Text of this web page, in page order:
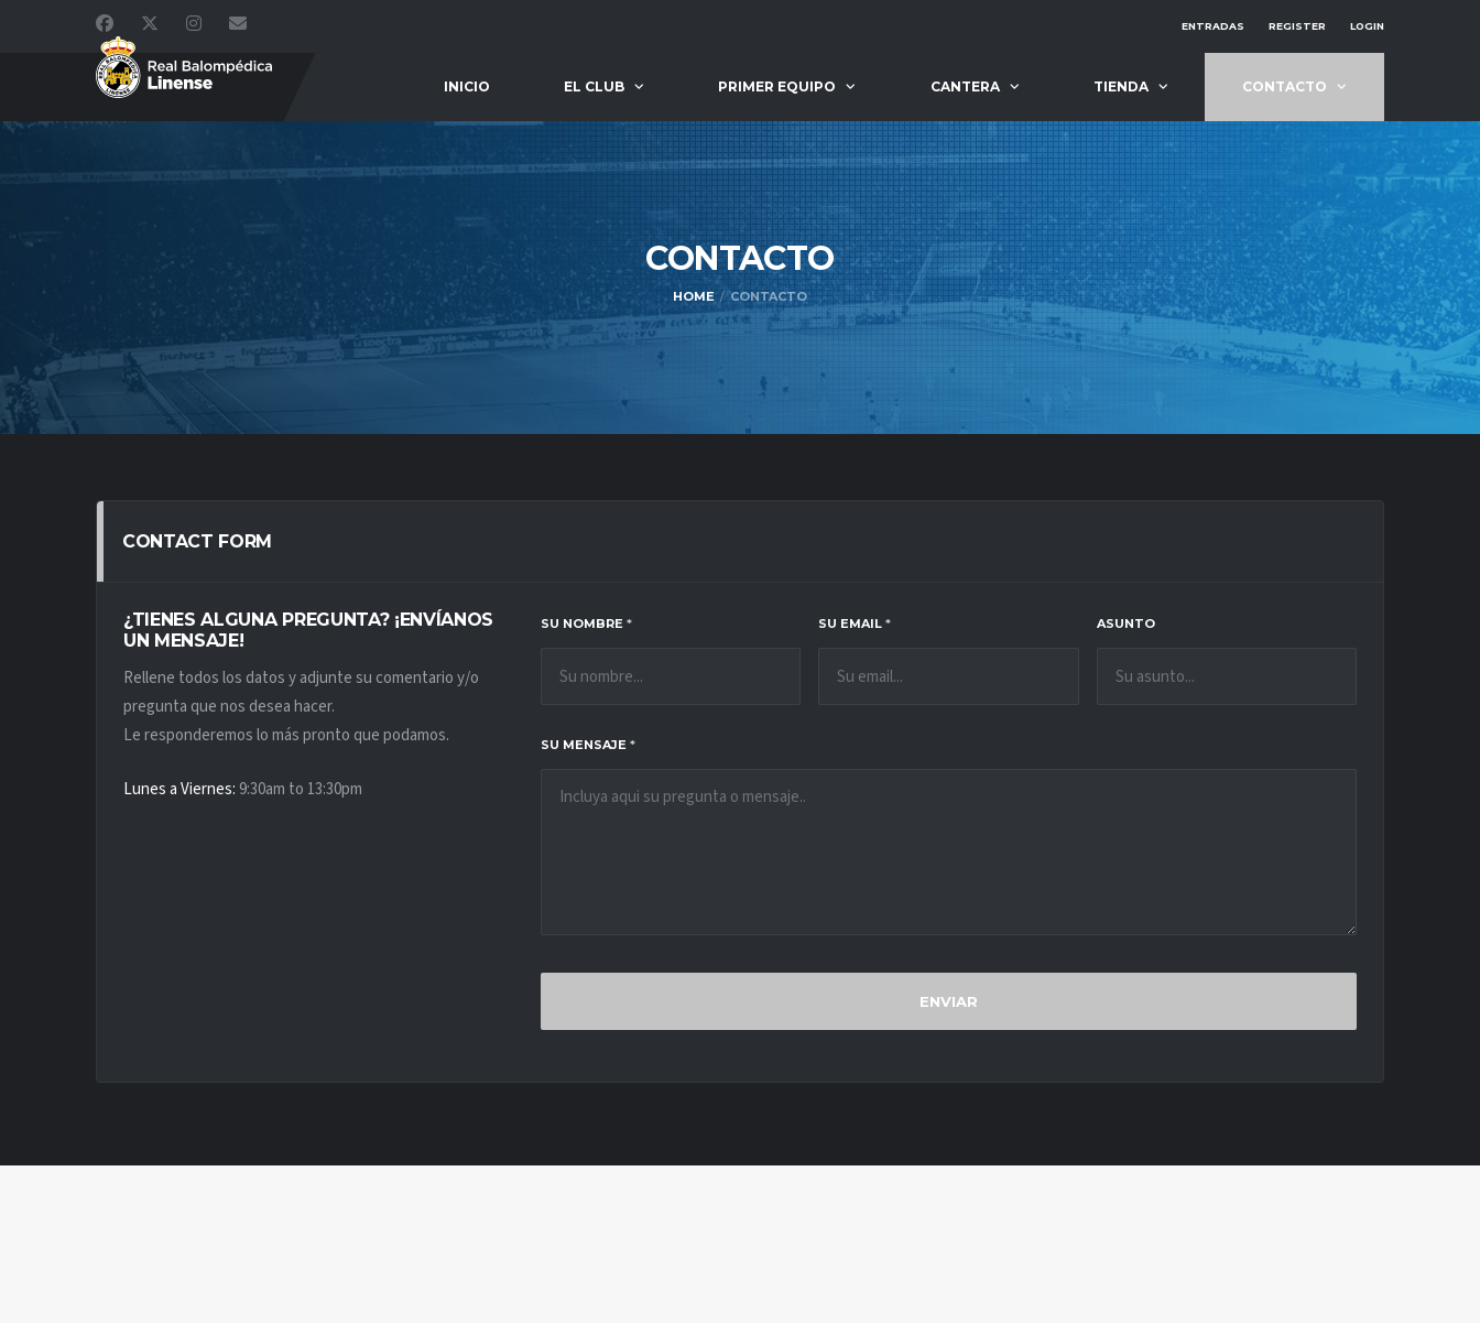
ENTRADAS REGISTER LOGIN
INICIO EL CLUB PRIMER EQUIPO CANTERA TIENDA CONTACTO
CONTACTO
HOME CONTACTO
CONTACT FORM
¿TIENES ALGUNA PREGUNTA? ¡ENVÍANOS
UN MENSAJE!
Rellene todos los datos y adjunte su comentario y/o
pregunta que nos desea hacer.
Le responderemos lo más pronto que podamos.
Lunes a Viernes:9:30am to 13:30pm
SU NOMBRE * SU EMAIL* ASUNTO
SU MENSAJE *